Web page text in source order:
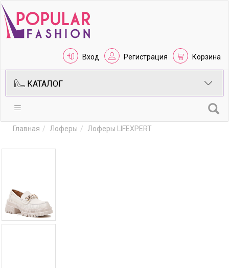
Вход Регистрация Корзина
КАТАЛОГ
Главная Лоферы Лоферы LIFEXPERT